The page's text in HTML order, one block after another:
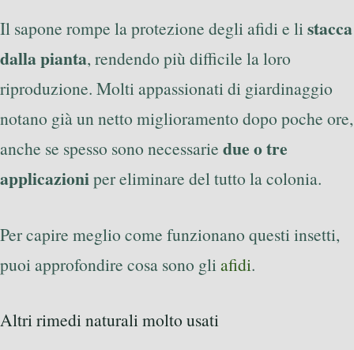
Il sapone rompe la protezione degli afidi e listacca
dalla pianta, rendendo più difficile la loro
riproduzione. Molti appassionati di giardinaggio
notano già un netto miglioramento dopo poche ore,
anche se spesso sono necessarie due o tre
applicazioniper eliminare del tutto la colonia.
Per capire meglio come funzionano questi insetti,
puoi approfondire cosa sono gli afidi.
Altri rimedi naturali molto usati